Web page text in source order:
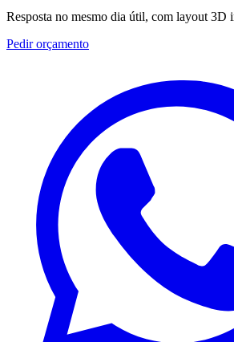
Resposta no mesmo dia útil, com layout 3D
Pedir orçamento